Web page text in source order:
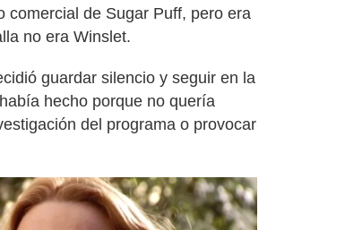
comercial de Sugar Puff, pero era
no era Winslet.
guardar silencio y seguir en la
hecho porque no quería
del programa o provocar